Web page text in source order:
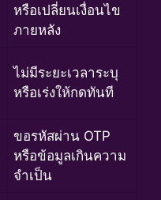
หรือเปลี่ยนเงื่อนไข
ภายหลัง
ไม่มีระยะเวลาระบุ
หรือเร่งให้กดทันที
ขอรหัสผ่าน OTP
หรือข้อมูลเกินความ
จำเป็น